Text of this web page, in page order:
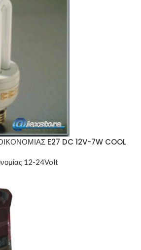
E27 DC 12V-7W COOL
12-24Volt